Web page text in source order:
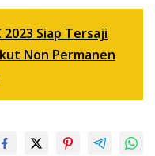
2023 Siap Tersaji
Non Permanen